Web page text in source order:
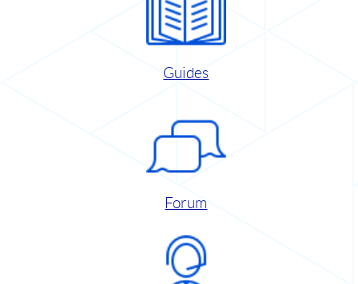
Guides
Forum